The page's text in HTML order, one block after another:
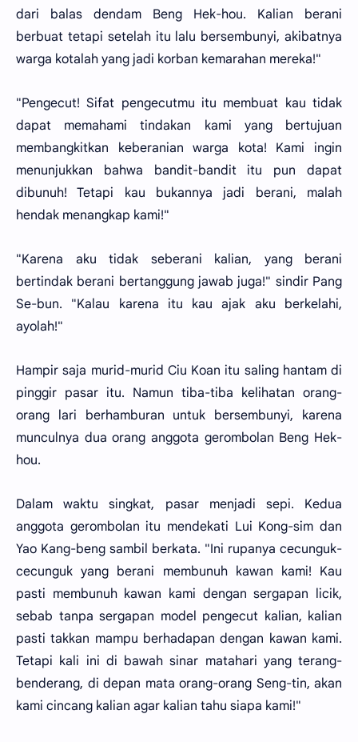
dari balas dendam Beng Hek-hou. Kalian berani
berbuat tetapi setelah itu lalu bersembunyi, akibatnya
warga kotalah yang jadi korban kemarahan mereka!"
"Pengecut! Sifat pengecutmu itu membuat kau tidak
dapat memahami tindakan kami yang bertujuan
membangkitkan keberanian warga kota! Kami ingin
menunjukkan bahwa bandit-bandit itu pun dapat
dibunuh! Tetapi kau bukannya jadi berani, malah
hendak menangkap kami!"
"Karena aku tidak seberani kalian, yang berani
bertindak berani bertanggung jawab juga!" sindir Pang
Se-bun. "Kalau karena itu kau ajak aku berkelahi,
ayolah!"
Hampir saja murid-murid Ciu Koan itu saling hantam di
pinggir pasar itu. Namun tiba-tiba kelihatan orang-
orang lari berhamburan untuk bersembunyi, karena
munculnya dua orang anggota gerombolan Beng Hek-
hou.
Dalam waktu singkat, pasar menjadi sepi. Kedua
anggota gerombolan itu mendekati Lui Kong-sim dan
Yao Kang-beng sambil berkata. "Ini rupanya cecunguk-
cecunguk yang berani membunuh kawan kami! Kau
pasti membunuh kawan kami dengan sergapan licik,
sebab tanpa sergapan model pengecut kalian, kalian
pasti takkan mampu berhadapan dengan kawan kami.
Tetapi kali ini di bawah sinar matahari yang terang-
benderang, di depan mata orang-orang Seng-tin, akan
kami cincang kalian agar kalian tahu siapa kami!"